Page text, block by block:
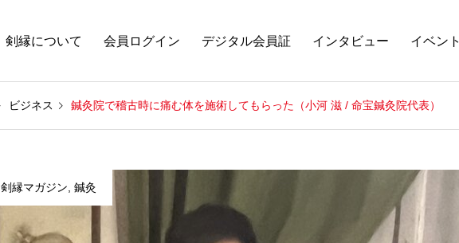
剣縁について 会員ログイン デジタル会員証 インタビュー イベント
ビジネス 鍼灸院で稽古時に痛む体を施術してもらった（小河 滋 / 命宝鍼灸院代表）
剣縁マガジン 鍼灸